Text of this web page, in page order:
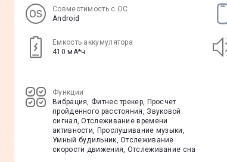
Совместимость с ОС
Android
Емкость аккумулятора
410 мА*ч
Функции
Вибрация, Фитнес трекер, Просчет
пройденного расстояния, Звуковой
сигнал, Отслеживание времени
активности, Прослушивание музыки,
Умный будильник, Отслеживание
скорости движения, Отслеживание сна